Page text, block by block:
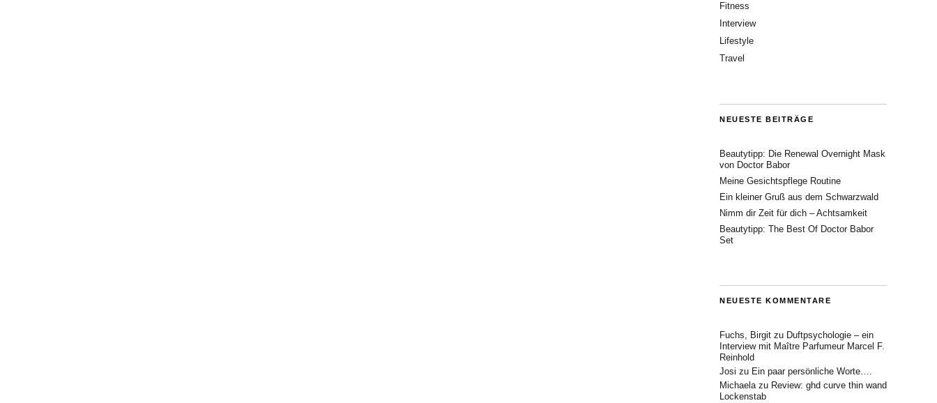
Fitness
Interview
Lifestyle
Travel
NEUESTE BEITRÄGE
Beautytipp: Die Renewal Overnight Mask
von Doctor Babor
Meine Gesichtspflege Routine
Ein kleiner Gruß aus dem Schwarzwald
Nimm dir Zeit für dich – Achtsamkeit
Beautytipp: The Best Of Doctor Babor
Set
NEUESTE KOMMENTARE
Fuchs, Birgit zu Duftpsychologie – ein
Interview mit Maître Parfumeur Marcel F.
Reinhold
Josi zu Ein paar persönliche Worte….
Michaelazu Review: ghd curve thin wand
Lockenstab